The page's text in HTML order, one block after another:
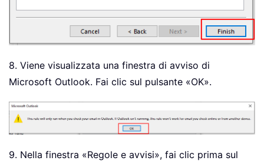
8. Viene visualizzata una finestra di avviso di
Microsoft Outlook. Fai clic sul pulsante «OK».
9. Nella finestra «Regole e avvisi», fai clic prima sul